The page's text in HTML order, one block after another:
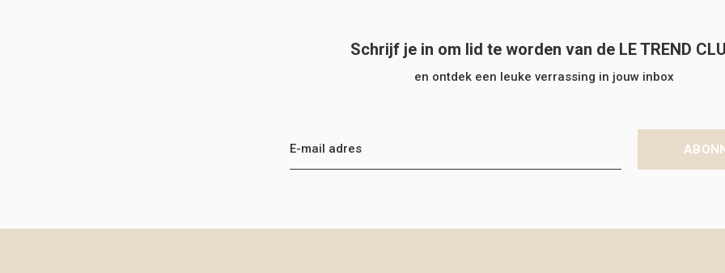
Schrijf je in om lid te worden van de LE TREND
en ontdek een leuke verrassing in jouw inbox